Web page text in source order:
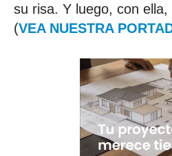
su risa. Y luego, con
(VEA NUESTRA